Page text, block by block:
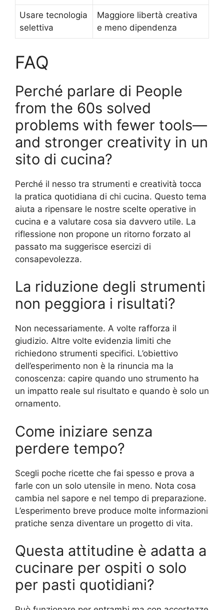
Usare tecnologia
selettiva
Maggiore libertà creativa
e meno dipendenza
FAQ
Perché parlare di People
from the 60s solved
problems with fewer tools—
and stronger creativity in un
sito di cucina?
Perché il nesso tra strumenti e creatività tocca
la pratica quotidiana di chi cucina. Questo tema
aiuta a ripensare le nostre scelte operative in
cucina e a valutare cosa sia davvero utile. La
riflessione non propone un ritorno forzato al
passato ma suggerisce esercizi di
consapevolezza.
La riduzione degli strumenti
non peggiora i risultati?
Non necessariamente. A volte rafforza il
giudizio. Altre volte evidenzia limiti che
richiedono strumenti specifici. L’obiettivo
dell’esperimento non è la rinuncia ma la
conoscenza: capire quando uno strumento ha
un impatto reale sul risultato e quando è solo un
ornamento.
Come iniziare senza
perdere tempo?
Scegli poche ricette che fai spesso e prova a
farle con un solo utensile in meno. Nota cosa
cambia nel sapore e nel tempo di preparazione.
L’esperimento breve produce molte informazioni
pratiche senza diventare un progetto di vita.
Questa attitudine è adatta a
cucinare per ospiti o solo
per pasti quotidiani?